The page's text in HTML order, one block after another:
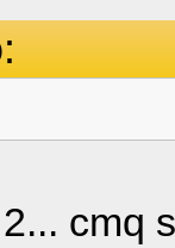
cmq